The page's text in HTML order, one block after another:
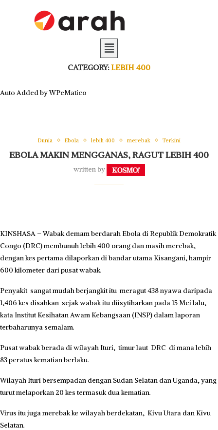
CATEGORY: LEBIH 400
Auto Added by WPeMatico
Dunia Ebola lebih 400 merebak Terkini
EBOLA MAKIN MENGGANAS, RAGUT LEBIH 400
written by
KINSHASA – Wabak demam berdarah Ebola di Republik Demokratik
Congo (DRC) membunuh lebih 400 orang dan masih merebak,
dengan kes pertama dilaporkan di bandar utama Kisangani, hampir
600 kilometer dari pusat wabak.
Penyakit sangat mudah berjangkit itu meragut 438 nyawa daripada
1,406 kes disahkan sejak wabak itu diisytiharkan pada 15 Mei lalu,
kata Institut Kesihatan Awam Kebangsaan (INSP) dalam laporan
terbaharunya semalam.
Pusat wabak berada di wilayah Ituri, timur laut DRC di mana lebih
83 peratus kematian berlaku.
Wilayah Ituri bersempadan dengan Sudan Selatan dan Uganda, yang
turut melaporkan 20 kes termasuk dua kematian.
Virus itu juga merebak ke wilayah berdekatan, Kivu Utara dan Kivu
Selatan.